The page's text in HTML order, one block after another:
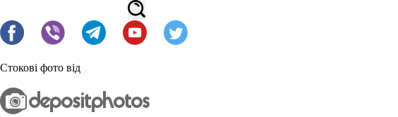
Стокові фото від